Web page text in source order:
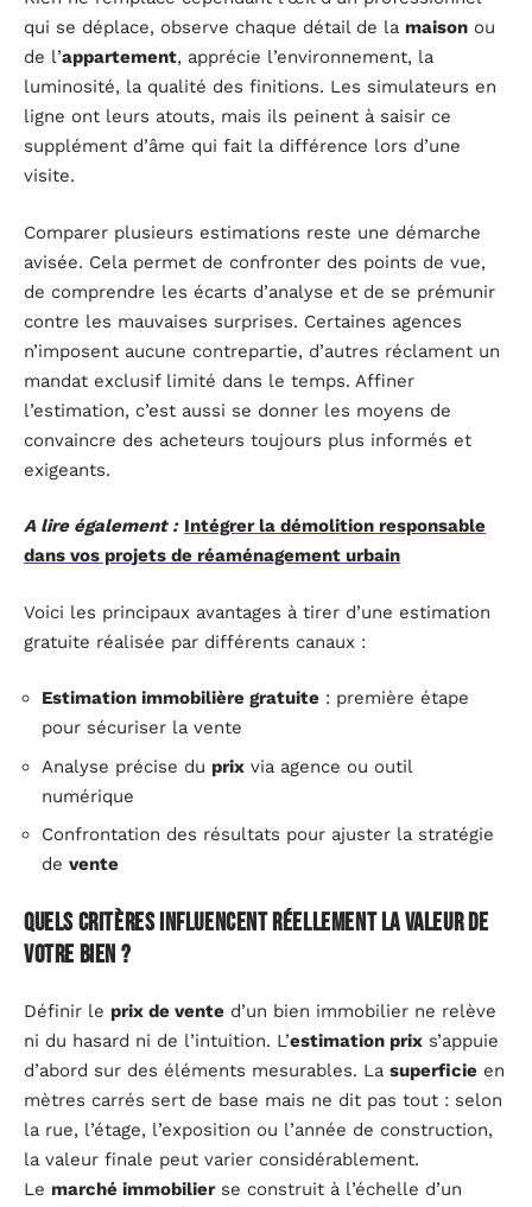
qui se déplace, observe chaque détail de la maison ou
de l’appartement, apprécie l’environnement, la
luminosité, la qualité des finitions. Les simulateurs en
ligne ont leurs atouts, mais ils peinent à saisir ce
supplément d’âme qui fait la différence lors d’une
visite.
Comparer plusieurs estimations reste une démarche
avisée. Cela permet de confronter des points de vue,
de comprendre les écarts d’analyse et de se prémunir
contre les mauvaises surprises. Certaines agences
n’imposent aucune contrepartie, d’autres réclament un
mandat exclusif limité dans le temps. Affiner
l’estimation, c’est aussi se donner les moyens de
convaincre des acheteurs toujours plus informés et
exigeants.
A lire également : Intégrer la démolition responsable
dans vos projets de réaménagement urbain
Voici les principaux avantages à tirer d’une estimation
gratuite réalisée par différents canaux :
Estimation immobilière gratuite : première étape
pour sécuriser la vente
Analyse précise du prix via agence ou outil
numérique
Confrontation des résultats pour ajuster la stratégie
de vente
Quels critères influencent réellement la valeur de
votre bien ?
Définir le prix de vente d’un bien immobilier ne relève
ni du hasard ni de l’intuition. L’estimation prix s’appuie
d’abord sur des éléments mesurables. La superficie en
mètres carrés sert de base mais ne dit pas tout : selon
la rue, l’étage, l’exposition ou l’année de construction,
la valeur finale peut varier considérablement.
Le marché immobilierse construit à l’échelle d’un